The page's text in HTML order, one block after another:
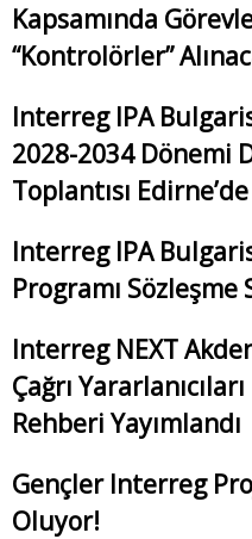
Kapsamında
“Kontrolörler”
Interreg IPA
2028-2034 Dönemi
Toplantısı
Interreg IPA
Programı Sözleşme
Interreg NEXT
Çağrı
Rehberi Yayımlandı
Gençler Interreg
Oluyor!